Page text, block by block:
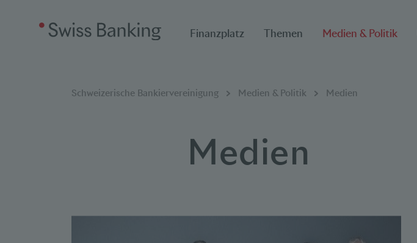
Finanzplatz Themen Medien & Politik
Breadcrumbnavigation
Sie befinden sich hier:
Schweizerische Bankiervereinigung Medien & Politik Medien
Medien